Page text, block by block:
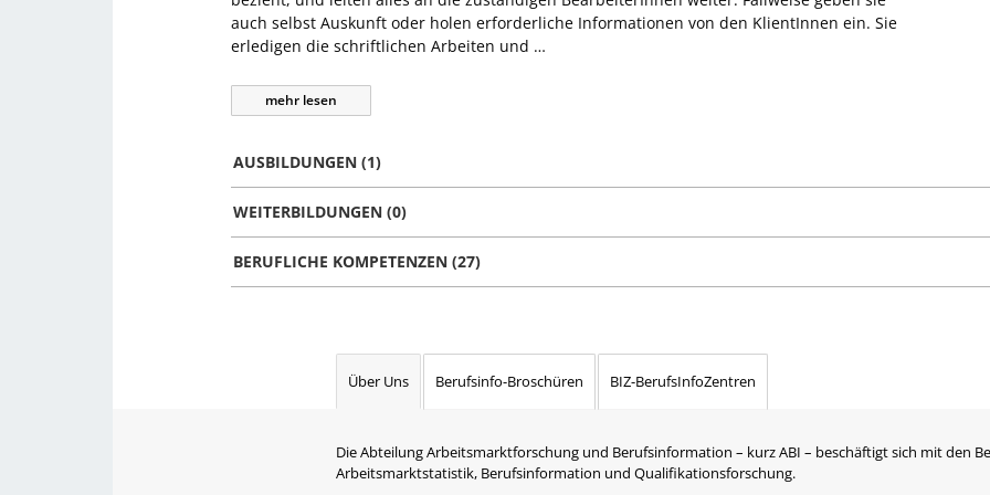
auch selbst Auskunft oder holen erforderliche Informationen von den KlientInnen ein. Sie
erledigen die schriftlichen Arbeiten und …
mehr lesen
AUSBILDUNGEN (1)
WEITERBILDUNGEN (0)
BERUFLICHE KOMPETENZEN (27)
Über Uns Berufsinfo-Broschüren BIZ-BerufsInfoZentren
Die Abteilung Arbeitsmarktforschung und Berufsinformation – kurz ABI – beschäftigt sich mit den
Arbeitsmarktstatistik, Berufsinformation und Qualifikationsforschung.